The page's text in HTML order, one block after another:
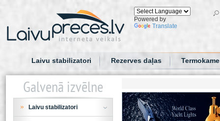
Powered by
Translate
Laivu stabilizatori Rezerves daļas
Galvenā izvēlne
Laivu stabilizatori